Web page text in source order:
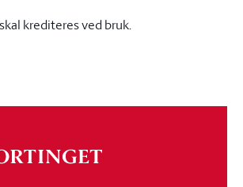
krediteres ved bruk.